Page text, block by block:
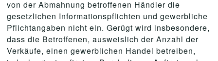
von der Abmahnung betroffenen Händler die
gesetzlichen Informationspflichten und gewerbliche
Pflichtangaben nicht ein. Gerügt wird insbesondere,
dass die Betroffenen, ausweislich der Anzahl der
Verkäufe, einen gewerblichen Handel betreiben,